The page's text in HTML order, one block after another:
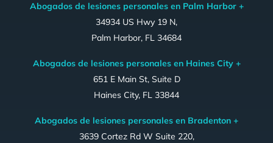
Abogados de lesiones personales en Palm Harbor +
34934 US Hwy 19 N,
Palm Harbor, FL 34684
Abogados de lesiones personales en Haines City +
651 E Main St, Suite D
Haines City, FL 33844
Abogados de lesiones personales en Bradenton +
3639 Cortez Rd W Suite 220,